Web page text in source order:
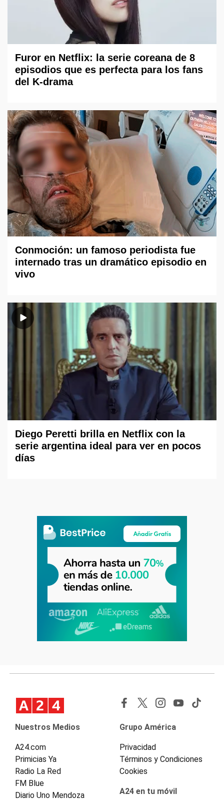
Furor en Netflix: la serie coreana de 8
episodios que es perfecta para los fans
del K-drama
Conmoción: un famoso periodista fue
internado tras un dramático episodio en
vivo
Diego Peretti brilla en Netflix con la
serie argentina ideal para ver en pocos
días
Nuestros Medios
A24.com
Primicias Ya
Radio La Red
FM Blue
Diario Uno Mendoza
Grupo América
Privacidad
Términos y Condiciones
Cookies
A24 en tu móvil